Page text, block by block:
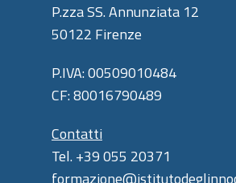
P.zza SS. Annunziata 12
50122 Firenze
P.IVA: 00509010484
CF: 80016790489
Contatti
Tel. +39 055 20371